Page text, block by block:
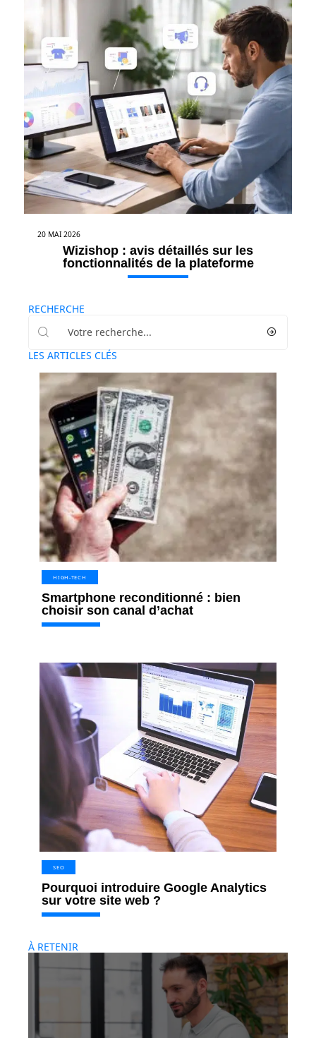
20 MAI 2026
Wizishop : avis détaillés sur les
fonctionnalités de la plateforme
RECHERCHE
LES ARTICLES CLÉS
HIGH-TECH
Smartphone reconditionné : bien
choisir son canal d’achat
SEO
Pourquoi introduire Google Analytics
sur votre site web ?
À RETENIR